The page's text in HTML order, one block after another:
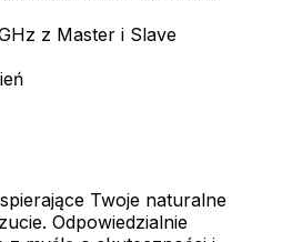
z Master i Slave
Twoje naturalne
Odpowiedzialnie